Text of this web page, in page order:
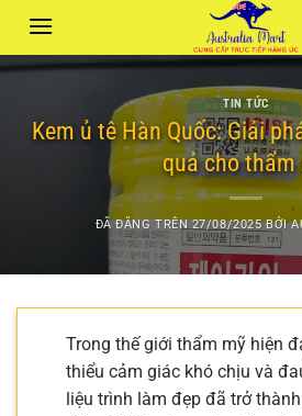
nội
TIN TỨC
Kem ủ tê Hàn Quốc: Giải
quả cho thẩm
ĐÃ ĐĂNG TRÊN27/08/2025 BỞI
Trong thế giới thẩm mỹ hiện
thiểu cảm giác khó chịu và
liệu trình làm đẹp đã trở